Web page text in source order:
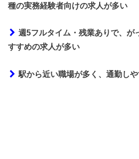
種の実務経験者向けの求人が多い
週5フルタイム・残業ありで、が
すすめの求人が多い
駅から近い職場が多く、通勤し